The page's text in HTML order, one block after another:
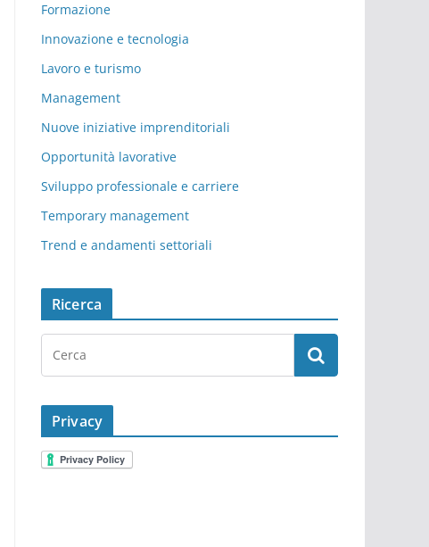
Formazione
Innovazione e tecnologia
Lavoro e turismo
Management
Nuove iniziative imprenditoriali
Opportunità lavorative
Sviluppo professionale e carriere
Temporary management
Trend e andamenti settoriali
Ricerca
Privacy